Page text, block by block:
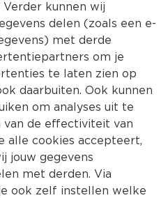
Verder kunnen wij
delen (zoals een e-
met derde
om je
te laten zien op
daarbuiten. Ook kunnen
om analyses uit te
de effectiviteit van
alle cookies accepteert,
jouw gegevens
met derden. Via
ook zelf instellen welke